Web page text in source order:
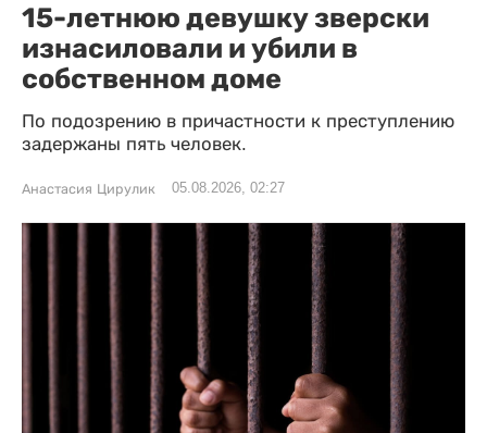
15-летнюю девушку зверски
изнасиловали и убили в
собственном доме
По подозрению в причастности к преступлению
задержаны пять человек.
Анастасия Цирулик 05.08.2026, 02:27